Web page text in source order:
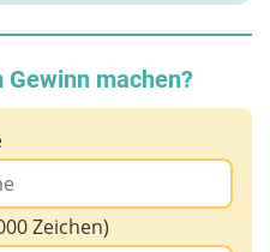
machen?
Zeichen)